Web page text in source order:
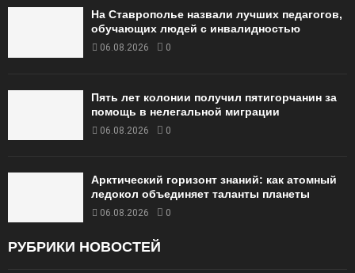
На Ставрополье назвали лучших педагогов,
обучающих людей с инвалидностью
06.08.2026 0
Пять лет колонии получил пятигорчанин за
помощь в нелегальной миграции
06.08.2026 0
Арктический горизонт знаний: как атомный
ледокол объединяет таланты планеты
06.08.2026 0
РУБРИКИ НОВОСТЕЙ